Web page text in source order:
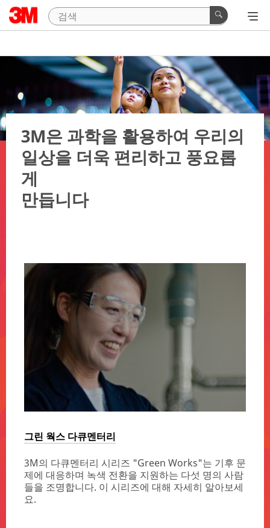
3M은 과학을 활용하여 우리의
일상을 더욱 편리하고 풍요롭
게
만듭니다
그린 웍스 다큐멘터리
3M의 다큐멘터리 시리즈 "Green Works"는 기후 문
제에 대응하며 녹색 전환을 지원하는 다섯 명의 사람
들을 조명합니다. 이 시리즈에 대해 자세히 알아보세
요.